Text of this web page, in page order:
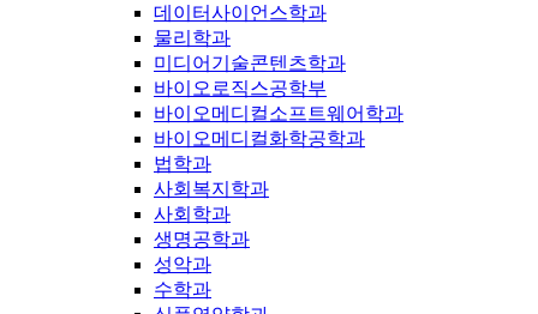
데이터사이언스학과
물리학과
미디어기술콘텐츠학과
바이오로직스공학부
바이오메디컬소프트웨어학과
바이오메디컬화학공학과
법학과
사회복지학과
사회학과
생명공학과
성악과
수학과